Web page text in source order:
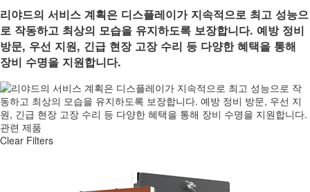
리야드의 서비스 계획은 디스플레이가 지속적으로 최고 성능으
로 작동하고 최상의 모습을 유지하도록 보장합니다. 예방 정비
방문, 우선 지원, 긴급 현장 고장 수리 등 다양한 혜택을 통해
장비 수명을 지원합니다.
관련 제품
Clear Filters